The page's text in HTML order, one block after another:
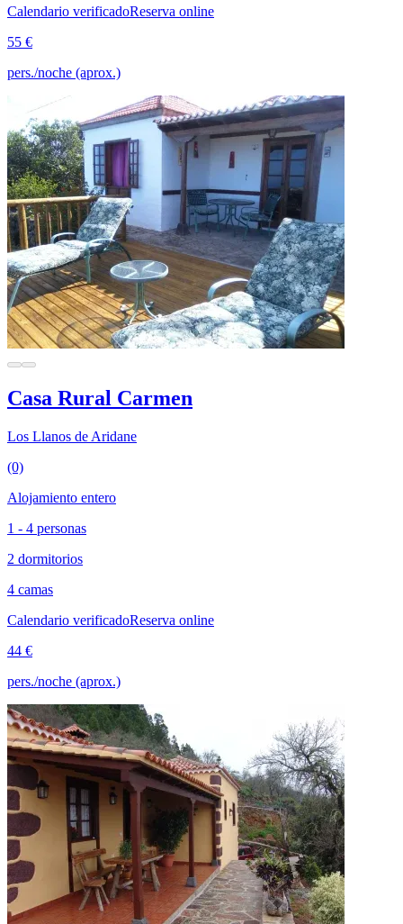
Calendario verificadoReserva online
55 €
pers./noche (aprox.)
Casa Rural Carmen
Los Llanos de Aridane
(0)
Alojamiento entero
1 - 4 personas
2 dormitorios
4 camas
Calendario verificadoReserva online
44 €
pers./noche (aprox.)